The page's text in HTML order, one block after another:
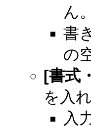
ん。
書
の
[書式
を入
入